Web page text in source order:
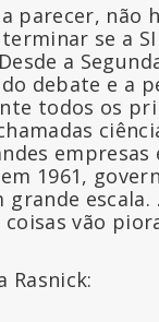
parecer, não
se a
a
debate e a
todos os
1961,
grande
vão
Rasnick: